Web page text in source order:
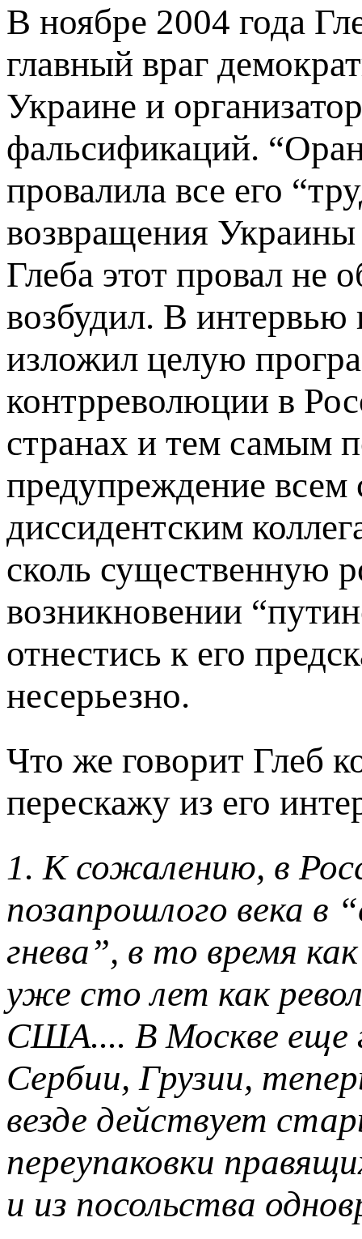
В ноябре 2004 года
главный враг
Украине и
фальсификаций.
провалила все его
возвращения
Глеба этот провал не
возбудил. В интервью
изложил целую
контрреволюции в
странах и тем самым
предупреждение
диссидентским
сколь существенную
возникновении
отнестись к его
несерьезно.
Что же говорит Глеб
перескажу из его
1. К сожалению, в
позапрошлого века в
гнева”, в то время
уже сто лет как
США.... В Москве еще
Сербии, Грузии,
везде действует
переупаковки
и из посольства